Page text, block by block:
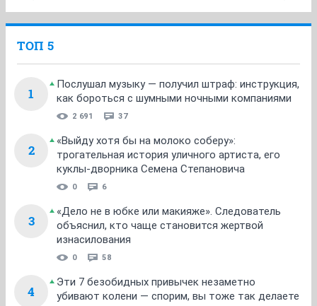
ТОП 5
1
Послушал музыку — получил штраф: инструкция,
как бороться с шумными ночными компаниями
2 691 37
2
«Выйду хотя бы на молоко соберу»:
трогательная история уличного артиста, его
куклы-дворника Семена Степановича
0 6
3
«Дело не в юбке или макияже». Следователь
объяснил, кто чаще становится жертвой
изнасилования
0 58
4
Эти 7 безобидных привычек незаметно
убивают колени — спорим, вы тоже так делаете